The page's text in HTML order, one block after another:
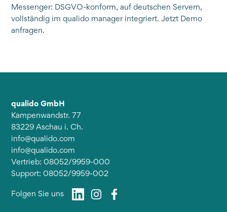
Messenger: DSGVO-konform, auf deutschen Servern,
vollständig im qualido manager integriert. Jetzt Demo
anfragen.
qualido GmbH
Kampenwandstr. 77
83229 Aschau i. Ch.
info@qualido.com
info@qualido.com
Vertrieb: 08052/9959-000
Support: 08052/9959-002
Folgen Sie uns